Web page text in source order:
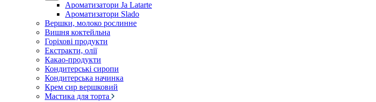
Ароматизатори Ja Latarte
Ароматизатори Slado
Вершки, молоко рослинне
Вишня коктейльна
Горіхові продукти
Екстракти, олії
Какао-продукти
Кондитерські сиропи
Кондитерська начинка
Крем сир вершковий
Мастика для торта